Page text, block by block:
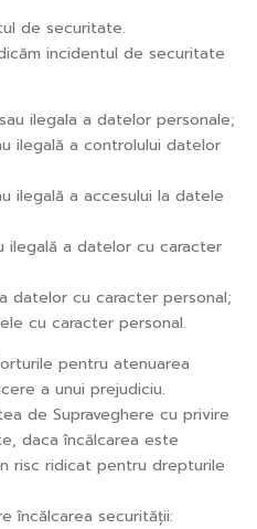
de securitate.
incidentul de securitate
ilegala a datelor personale;
ilegală a controlului datelor
ilegală a accesului la datele
ilegală a datelor cu caracter
datelor cu caracter personal;
cu caracter personal.
pentru atenuarea
a unui prejudiciu.
de Supraveghere cu privire
daca încălcarea este
risc ridicat pentru drepturile
încălcarea securității: